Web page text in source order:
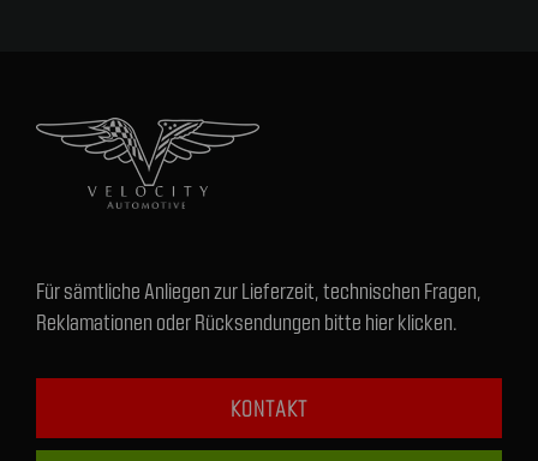
Für sämtliche Anliegen zur Lieferzeit, technischen Fragen,
Reklamationen oder Rücksendungen bitte hier klicken.
KONTAKT